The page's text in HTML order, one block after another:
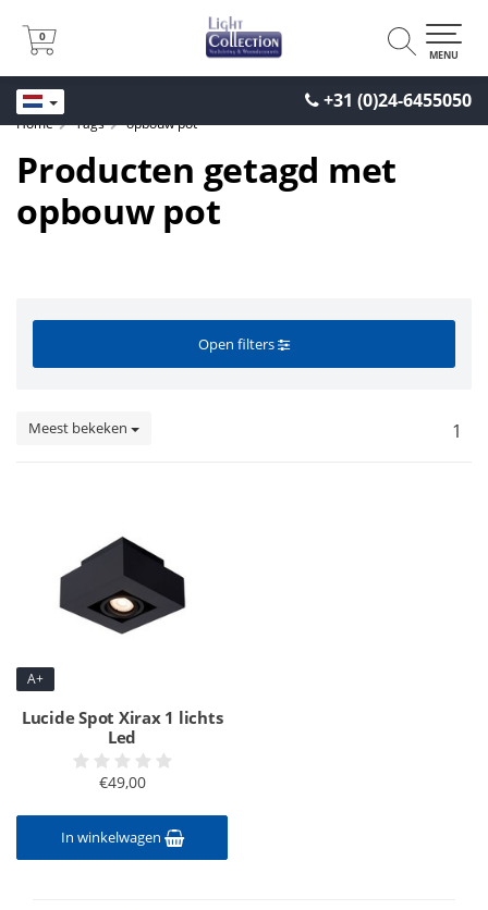
+31 (0)24-6455050
0
0
MENU
Home Tags opbouw pot
Producten getagd met
opbouw pot
Open filters
Meest bekeken 1
A+
Lucide Spot Xirax 1 lichts
Led
€49,00
In winkelwagen